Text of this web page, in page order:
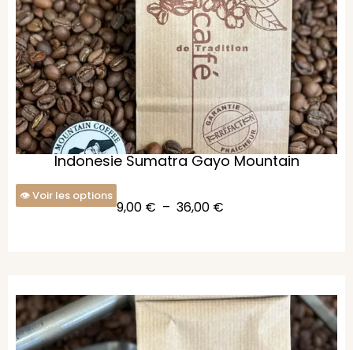
Indonesie Sumatra Gayo Mountain
Voir les options
9,00 € – 36,00 €